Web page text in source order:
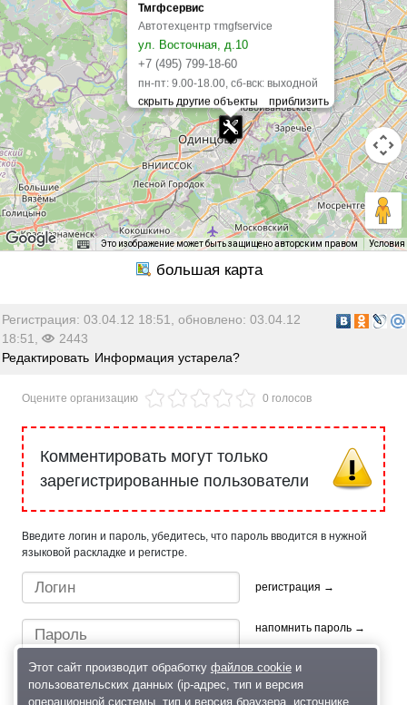
Тмгфсервис
Автотехцентр тmgfservice
ул. Восточная, д.10
+7 (495) 799-18-60
пн-пт: 9.00-18.00, сб-вск: выходной
Это изображение может быть защищено авторским правом Условия
Регистрация: 03.04.12 18:51, обновлено: 03.04.12
18:51,
2443
Редактировать Информация устарела?
Оцените организацию 0 голосов
Комментировать могут только
зарегистрированные пользователи
Введите логин и пароль, убедитесь, что пароль вводится в нужной
языковой раскладке и регистре.
регистрация →
напомнить пароль →
Этот сайт производит обработку файлов cookieи
пользовательских данных (ip-адрес, тип и версия
операционной системы, тип и версия браузера, источнике